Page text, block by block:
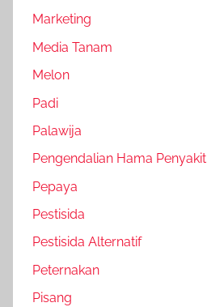
Marketing
Media Tanam
Melon
Padi
Palawija
Pengendalian Hama Penyakit
Pepaya
Pestisida
Pestisida Alternatif
Peternakan
Pisang